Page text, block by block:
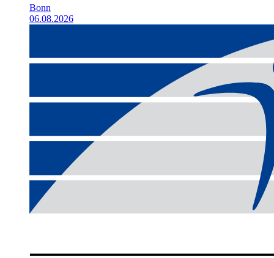
Bonn
06.08.2026